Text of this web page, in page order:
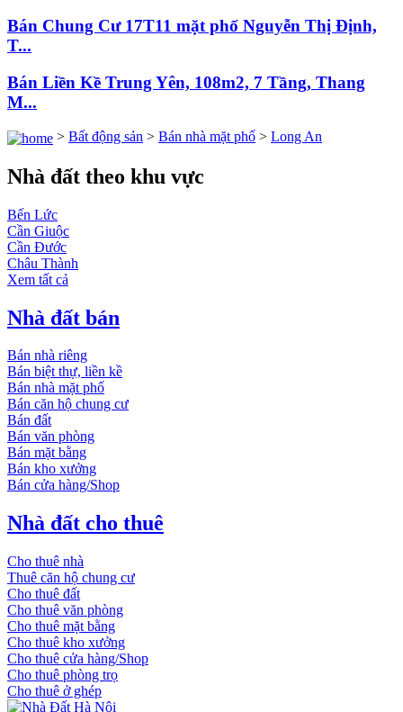
Bán Chung Cư 17T11 mặt phố Nguyễn Thị Định,
T...
Bán Liền Kề Trung Yên, 108m2, 7 Tầng, Thang
M...
> Bất động sản > Bán nhà mặt phố > Long An
Nhà đất theo khu vực
Bến Lức
Cần Giuộc
Cần Đước
Châu Thành
Xem tất cả
Nhà đất bán
Bán nhà riêng
Bán biệt thự, liền kề
Bán nhà mặt phố
Bán căn hộ chung cư
Bán đất
Bán văn phòng
Bán mặt bằng
Bán kho xưởng
Bán cửa hàng/Shop
Nhà đất cho thuê
Cho thuê nhà
Thuê căn hộ chung cư
Cho thuê đất
Cho thuê văn phòng
Cho thuê mặt bằng
Cho thuê kho xưởng
Cho thuê cửa hàng/Shop
Cho thuê phòng trọ
Cho thuê ở ghép